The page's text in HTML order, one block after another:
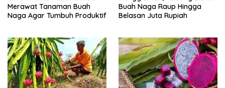
Merawat Tanaman Buah
Naga Agar Tumbuh Produktif
Buah Naga Raup Hingga
Belasan Juta Rupiah